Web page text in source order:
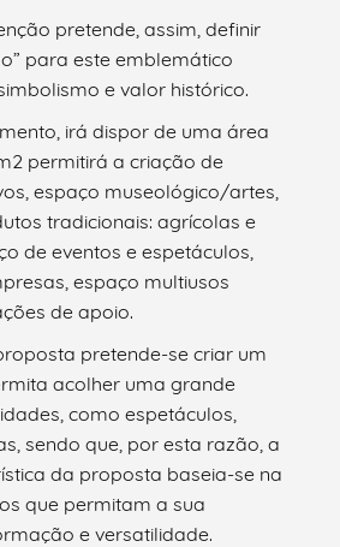
pretende, assim, definir
para este emblemático
e valor histórico.
irá dispor de uma área
permitirá a criação de
espaço museológico/artes,
tradicionais: agrícolas e
de eventos e espetáculos,
espaço multiusos
de apoio.
pretende-se criar um
acolher uma grande
como espetáculos,
sendo que, por esta razão, a
da proposta baseia-se na
que permitam a sua
e versatilidade.